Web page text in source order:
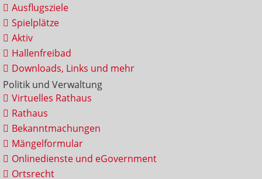
Ausflugsziele
Spielplätze
Aktiv
Hallenfreibad
Downloads, Links und mehr
Politik und Verwaltung
Virtuelles Rathaus
Rathaus
Bekanntmachungen
Mängelformular
Onlinedienste und eGovernment
Ortsrecht